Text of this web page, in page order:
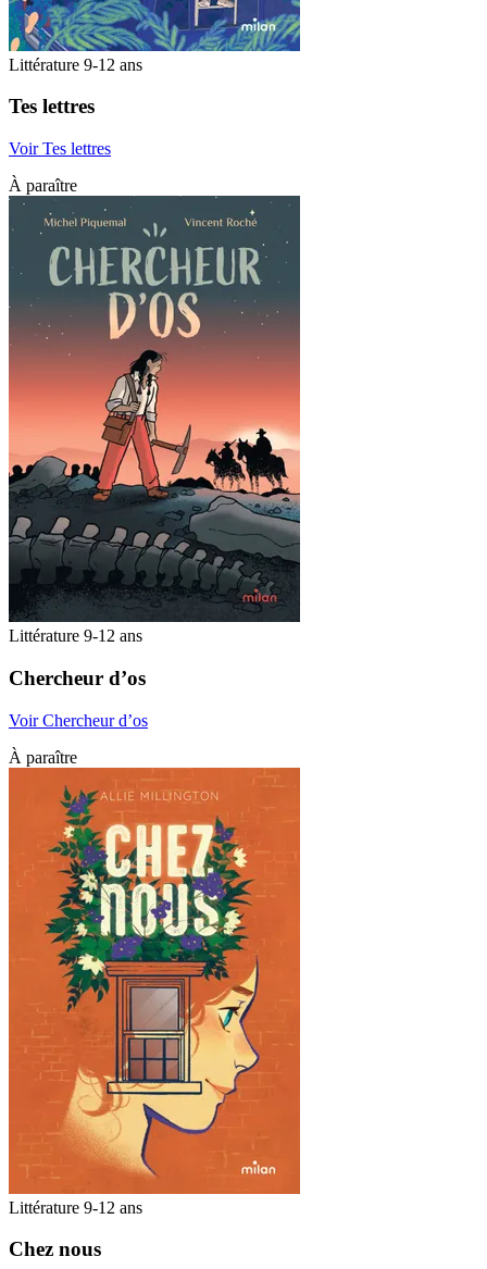
Littérature 9-12 ans
Tes lettres
Voir Tes lettres
À paraître
Littérature 9-12 ans
Chercheur d’os
Voir Chercheur d’os
À paraître
Littérature 9-12 ans
Chez nous